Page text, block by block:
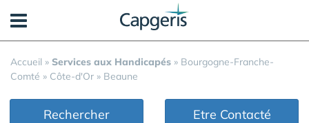
Accueil » Services aux Handicapés » Bourgogne-Franche-
Comté » Côte-d'Or » Beaune
Rechercher Etre Contacté